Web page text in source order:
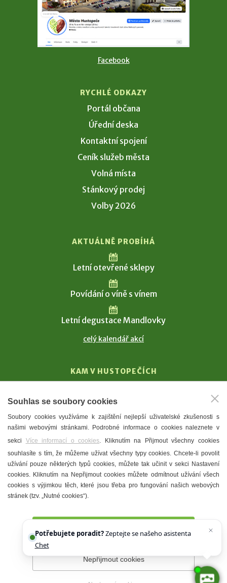
Facebook
RYCHLÉ ODKAZY
Portál občana
Úřední deska
Kontaktní spojení
Ceník služeb města
Volná místa
Stánkový prodej
Volby 2026
AKTUÁLNĚ PROBÍHÁ
Letní otevřené sklepy
Povídání o víně s vínem
Letní degustace Mandlovky
celý kalendář akcí
KAM V HUSTOPEČÍCH
T. G. Masaryk
Mandloně
Ubytování
Restaurace
Městské muzeum a galerie
Denní meníčka
Prohlášení o přístupnosti Správce webu
Souhlas se soubory cookies
Soubory cookies využíváme k zajištění nejlepší uživatelské zkušenosti s
našimi webovými stránkami. Podrobné informace o cookies naleznete v
sekci Více informací o cookies. Kliknutím na Přijmout všechny cookies
souhlasíte s tím, že můžeme užívat všechny typy cookies. Chcete-li povolit
užívání pouze některých typů cookies, můžete tak učinit v sekci Nastavení
cookies. Kliknutím na Nepřijmout cookies můžete odmítnout užívání všech
cookies s výjimkou těch, které jsou třeba pro fungování našich webových
stránek (tzv. „Nutné cookies“).
Nepřijmout cookies
Potřebujete poradit?Zeptejte se našeho asistenta
Chettyho